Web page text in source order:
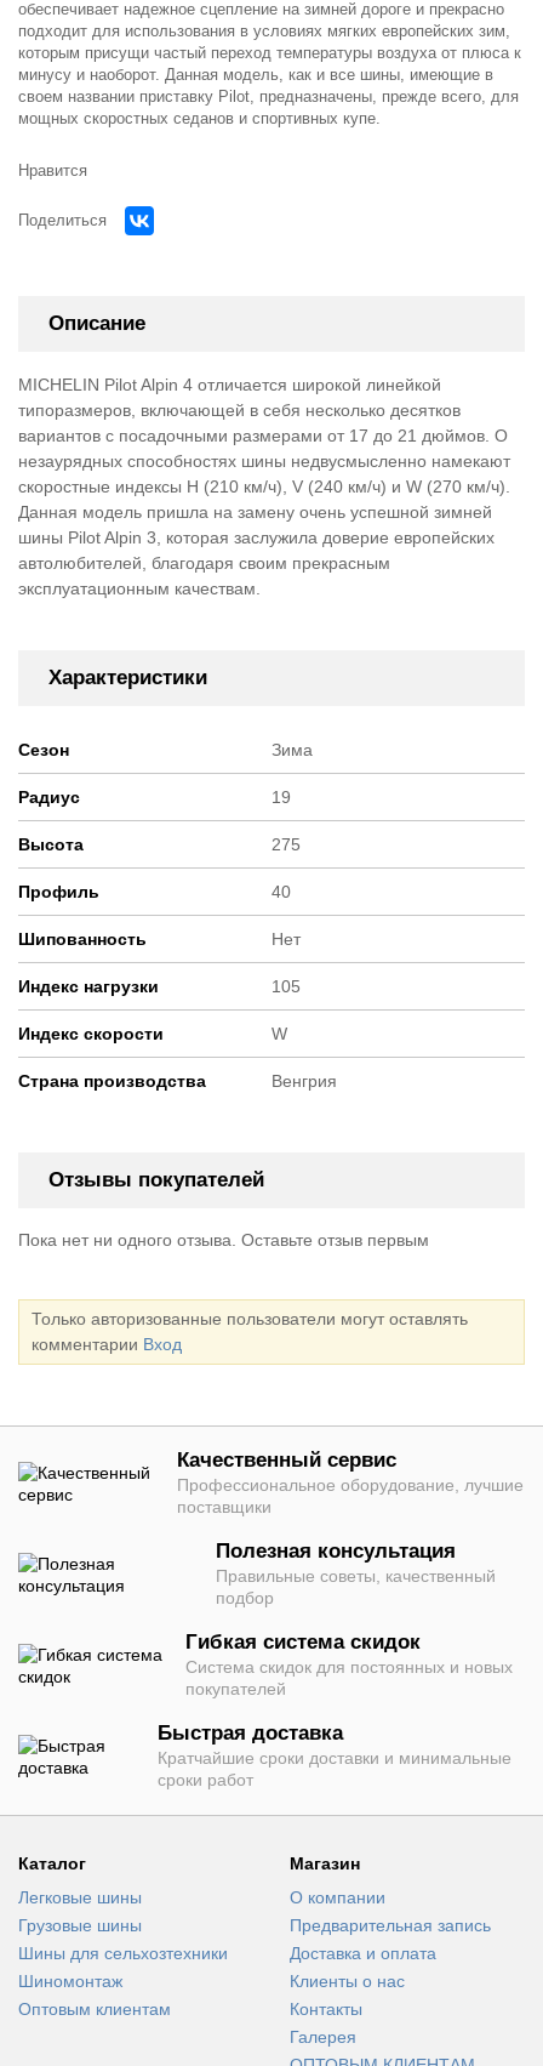
обеспечивает надежное сцепление на зимней дороге и прекрасно
подходит для использования в условиях мягких европейских зим,
которым присущи частый переход температуры воздуха от плюса к
минусу и наоборот. Данная модель, как и все шины, имеющие в
своем названии приставку Pilot, предназначены, прежде всего, для
мощных скоростных седанов и спортивных купе.
Нравится
Поделиться
Описание
MICHELIN Pilot Alpin 4 отличается широкой линейкой
типоразмеров, включающей в себя несколько десятков
вариантов с посадочными размерами от 17 до 21 дюймов. О
незаурядных способностях шины недвусмысленно намекают
скоростные индексы H (210 км/ч), V (240 км/ч) и W (270 км/ч).
Данная модель пришла на замену очень успешной зимней
шины Pilot Alpin 3, которая заслужила доверие европейских
автолюбителей, благодаря своим прекрасным
эксплуатационным качествам.
Характеристики
Сезон Зима
Радиус 19
Высота 275
Профиль 40
Шипованность Нет
Индекс нагрузки 105
Индекс скорости W
Страна производства Венгрия
Отзывы покупателей
Пока нет ни одного отзыва. Оставьте отзыв первым
Только авторизованные пользователи могут оставлять
комментарии Вход
Качественный сервис
Профессиональное оборудование, лучшие
поставщики
Полезная консультация
Правильные советы, качественный
подбор
Гибкая система скидок
Система скидок для постоянных и новых
покупателей
Быстрая доставка
Кратчайшие сроки доставки и минимальные
сроки работ
Каталог
Легковые шины
Грузовые шины
Шины для сельхозтехники
Шиномонтаж
Оптовым клиентам
Магазин
О компании
Предварительная запись
Доставка и оплата
Клиенты о нас
Контакты
Галерея